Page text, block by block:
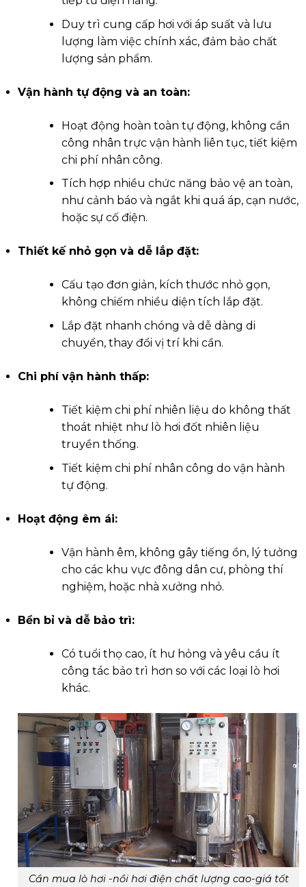
Duy trì cung cấp hơi với áp suất và lưu
lượng làm việc chính xác, đảm bảo chất
lượng sản phẩm.
Vận hành tự động và an toàn:
Hoạt động hoàn toàn tự động, không cần
công nhân trực vận hành liên tục, tiết kiệm
chi phí nhân công.
Tích hợp nhiều chức năng bảo vệ an toàn,
như cảnh báo và ngắt khi quá áp, cạn nước,
hoặc sự cố điện.
Thiết kế nhỏ gọn và dễ lắp đặt:
Cấu tạo đơn giản, kích thước nhỏ gọn,
không chiếm nhiều diện tích lắp đặt.
Lắp đặt nhanh chóng và dễ dàng di
chuyển, thay đổi vị trí khi cần.
Chi phí vận hành thấp:
Tiết kiệm chi phí nhiên liệu do không thất
thoát nhiệt như lò hơi đốt nhiên liệu
truyền thống.
Tiết kiệm chi phí nhân công do vận hành
tự động.
Hoạt động êm ái:
Vận hành êm, không gây tiếng ồn, lý tưởng
cho các khu vực đông dân cư, phòng thí
nghiệm, hoặc nhà xưởng nhỏ.
Bền bỉ và dễ bảo trì:
Có tuổi thọ cao, ít hư hỏng và yêu cầu ít
công tác bảo trì hơn so với các loại lò hơi
khác.
Cần mua lò hơi -nồi hơi điện chất lượng cao-giá tốt